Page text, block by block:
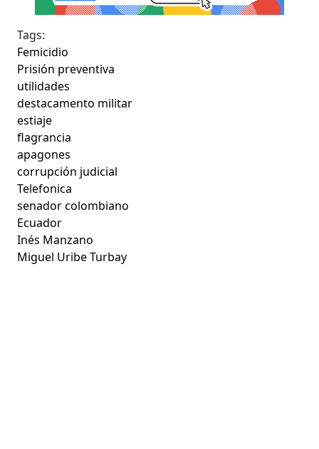
Tags:
Femicidio
Prisión preventiva
utilidades
destacamento militar
estiaje
flagrancia
apagones
corrupción judicial
Telefonica
senador colombiano
Ecuador
Inés Manzano
Miguel Uribe Turbay